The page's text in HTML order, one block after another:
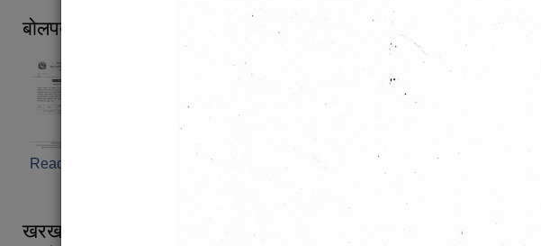
बोलपत्र स्वीकृत गर्ने आशयको सूचना ।
Read more about बोलपत्र स्वीकृत गर्ने आशयको सूचना ।
खरखरे खण्डको सडक व्यवस्थापनका क्रममा निस्किएको ढुंगा तथा